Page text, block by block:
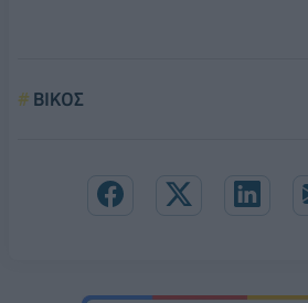
ΒΙΚΟΣ